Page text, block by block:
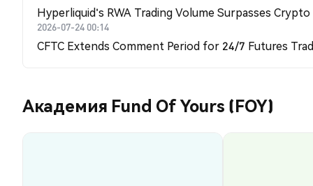
Hyperliquid's RWA Trading Volume Surpasses
2026-07-24 00:14
CFTC Extends Comment Period for 24/7 Futures
Академия Fund Of Yours (FOY)